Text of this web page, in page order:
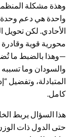
وهذة مشكلة
واحدة هي دعم
الأحادي. لكن تحويل
محورية قوية
—وهذا بالضبط ما
والسودان وما
المتبادلة، وتفضيل
كامل.
هذا السؤال يربط
حتى الدول ذات